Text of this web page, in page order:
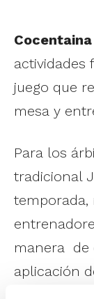
Cocentaina
actividades
juego que
mesa y
Para los
tradicional
temporada,
manera de
aplicación